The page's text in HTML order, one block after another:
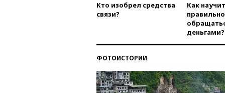
Кто изобрел средства
связи?
Как
правильно
деньгами?
ФОТОИСТОРИИ